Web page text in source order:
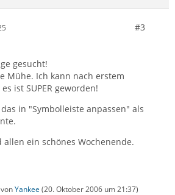
#3
gesucht!
Mühe. Ich kann nach erstem
ist SUPER geworden!
in "Symbolleiste anpassen" als
allen ein schönes Wochenende.
Yankee (20. Oktober 2006 um 21:37)